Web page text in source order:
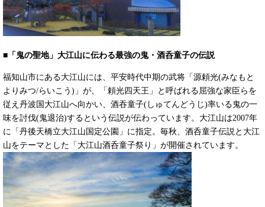
■「鬼の聖地」大江山に伝わる最強の鬼・酒呑童子の伝説
福知山市にある大江山には、平安時代中期の武将「源頼光(みなもと
よりみつ/らいこう)」が、「頼光四天王」と呼ばれる屈強な家臣らを
従え丹波国⼤江⼭へ向かい、酒吞童子(しゅてんどうじ)率いる鬼の一
味を討伐(鬼退治)するという伝説が伝わっています。大江山は2007年
に「丹後天橋立大江山国定公園」に指定。毎秋、酒呑童子伝説と大江
山をテーマとした「大江山酒呑童子祭り」が開催されています。